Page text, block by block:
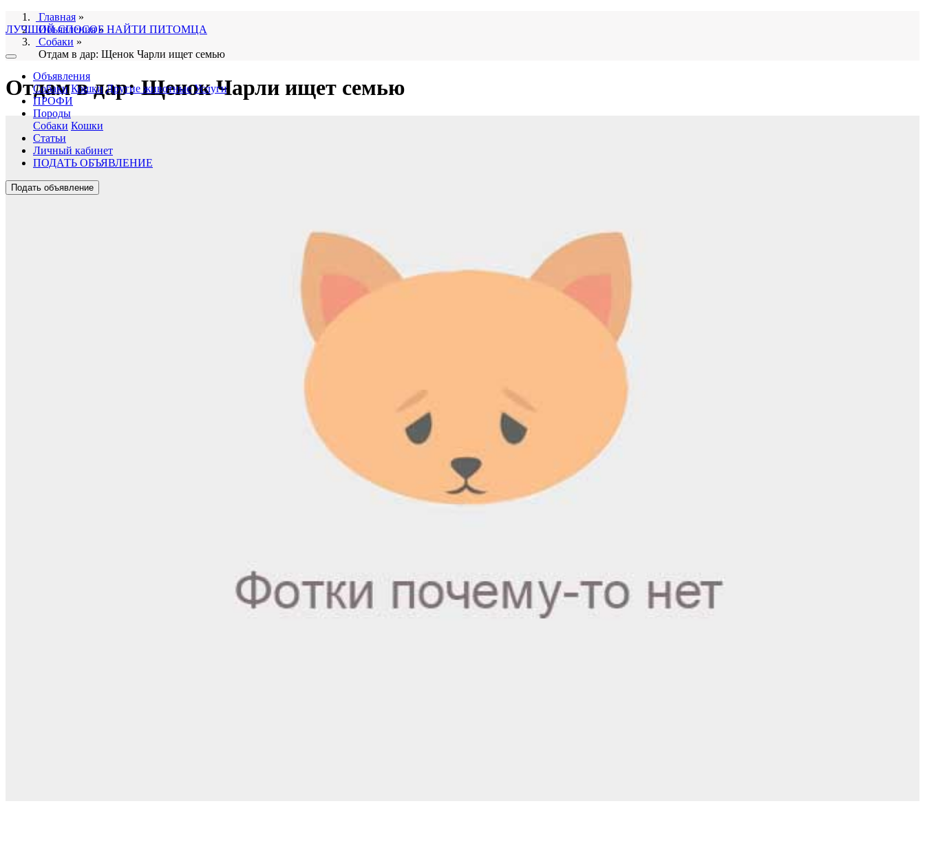
ЛУЧШИЙ СПОСОБ НАЙТИ ПИТОМЦА
Объявления
Собаки Кошки Другие животные Услуги
ПРОФИ
Породы
Собаки Кошки
Статьи
Личный кабинет
ПОДАТЬ ОБЪЯВЛЕНИЕ
Подать объявление
Главная »
Объявления»
Собаки »
Отдам в дар: Щенок Чарли ищет семью
Отдам в дар: Щенок Чарли ищет семью